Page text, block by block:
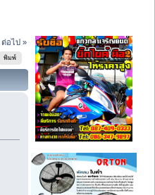
ต่อไป »
พิมพ์